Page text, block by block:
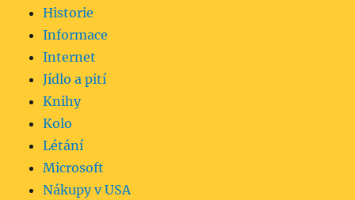
Historie
Informace
Internet
Jídlo a pití
Knihy
Kolo
Létání
Microsoft
Nákupy v USA